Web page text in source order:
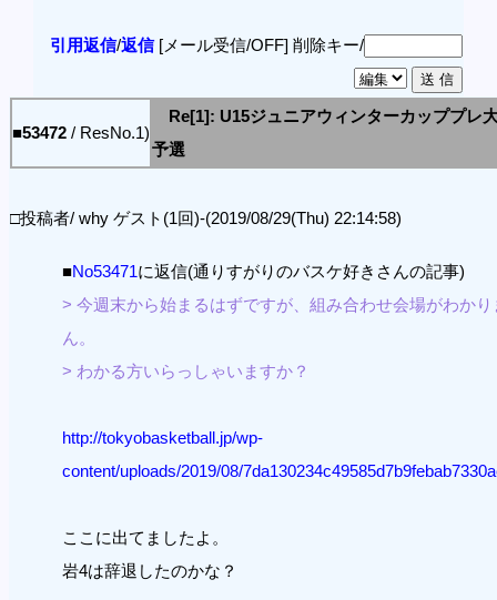
引用返信/返信[メール受信/OFF] 削除キー/
■53472 / ResNo.1)
Re[1]: U15ジュニアウィンターカッププレ
予選
□投稿者/ why ゲスト(1回)-(2019/08/29(Thu) 22:14:58)
■No53471に返信(通りすがりのバスケ好きさんの記事)
> 今週末から始まるはずですが、組み合わせ会場がわかり
ん。
> わかる方いらっしゃいますか？
http://tokyobasketball.jp/wp-
content/uploads/2019/08/
ここに出てましたよ。
岩4は辞退したのかな？